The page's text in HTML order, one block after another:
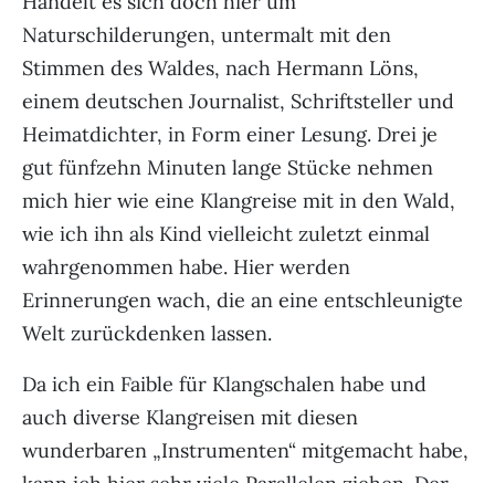
Naturschilderungen, untermalt mit den
Stimmen des Waldes, nach Hermann Löns,
einem deutschen Journalist, Schriftsteller und
Heimatdichter, in Form einer Lesung. Drei je
gut fünfzehn Minuten lange Stücke nehmen
mich hier wie eine Klangreise mit in den Wald,
wie ich ihn als Kind vielleicht zuletzt einmal
wahrgenommen habe. Hier werden
Erinnerungen wach, die an eine entschleunigte
Welt zurückdenken lassen.
Da ich ein Faible für Klangschalen habe und
auch diverse Klangreisen mit diesen
wunderbaren „Instrumenten“ mitgemacht habe,